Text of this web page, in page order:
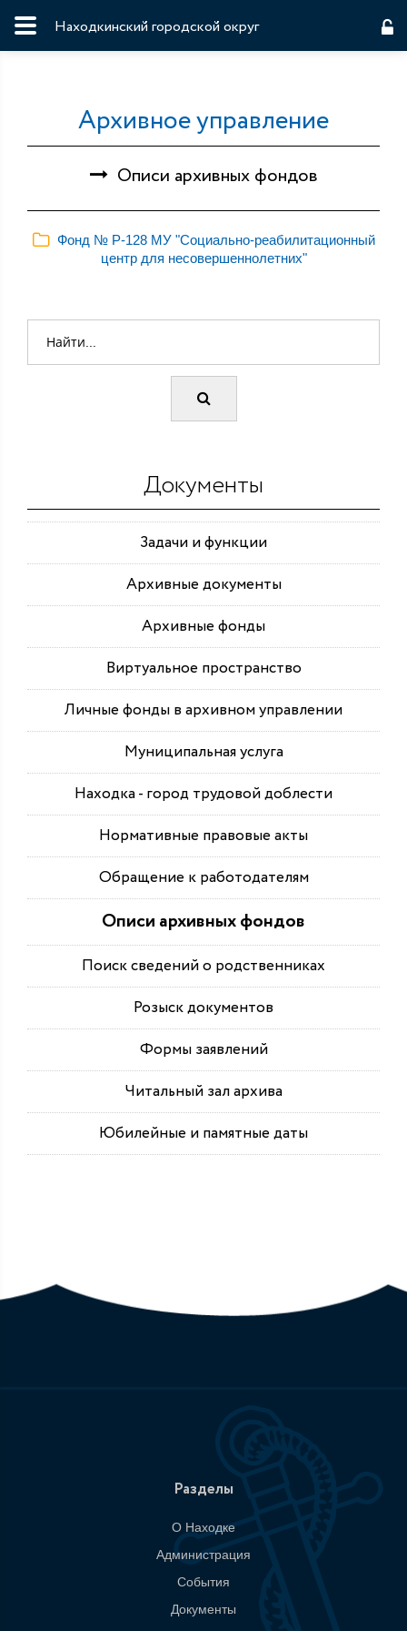
Находкинский городской округ
Архивное управление
Описи архивных фондов
Фонд № Р-128 МУ "Социально-реабилитационный
центр для несовершеннолетних"
Документы
Задачи и функции
Архивные документы
Архивные фонды
Виртуальное пространство
Личные фонды в архивном управлении
Муниципальная услуга
Находка - город трудовой доблести
Нормативные правовые акты
Обращение к работодателям
Описи архивных фондов
Поиск сведений о родственниках
Розыск документов
Формы заявлений
Читальный зал архива
Юбилейные и памятные даты
Разделы
О Находке
Администрация
События
Документы